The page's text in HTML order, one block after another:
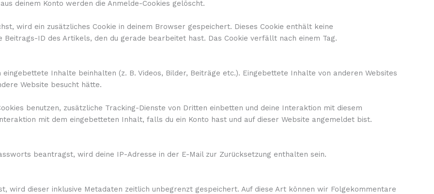
deinem Konto werden die Anmelde-Cookies gelöscht.
wird ein zusätzliches Cookie in deinem Browser gespeichert. Dieses Cookie enthält keine
ID des Artikels, den du gerade bearbeitet hast. Das Cookie verfällt nach einem Tag.
Inhalte beinhalten (z. B. Videos, Bilder, Beiträge etc.). Eingebettete Inhalte von anderen Websites
Website besucht hätte.
benutzen, zusätzliche Tracking-Dienste von Dritten einbetten und deine Interaktion mit diesem
mit dem eingebetteten Inhalt, falls du ein Konto hast und auf dieser Website angemeldet bist.
beantragst, wird deine IP-Adresse in der E-Mail zur Zurücksetzung enthalten sein.
wird dieser inklusive Metadaten zeitlich unbegrenzt gespeichert. Auf diese Art können wir Folgekommentare